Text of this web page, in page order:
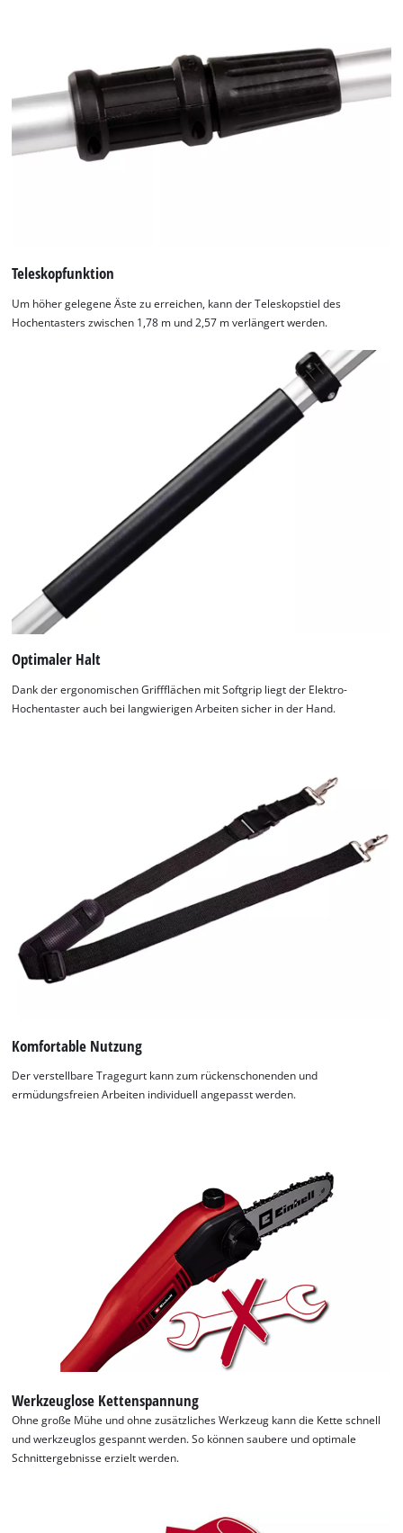
Teleskopfunktion
Um höher gelegene Äste zu erreichen, kann der Teleskopstiel des
Hochentasters zwischen 1,78 m und 2,57 m verlängert werden.
Optimaler Halt
Dank der ergonomischen Griffflächen mit Softgrip liegt der Elektro-
Hochentaster auch bei langwierigen Arbeiten sicher in der Hand.
Komfortable Nutzung
Der verstellbare Tragegurt kann zum rückenschonenden und
ermüdungsfreien Arbeiten individuell angepasst werden.
Werkzeuglose Kettenspannung
Ohne große Mühe und ohne zusätzliches Werkzeug kann die Kette schnell
und werkzeuglos gespannt werden. So können saubere und optimale
Schnittergebnisse erzielt werden.